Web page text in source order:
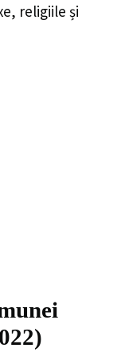
religiile și